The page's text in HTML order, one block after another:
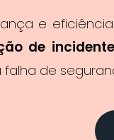
e
de
de